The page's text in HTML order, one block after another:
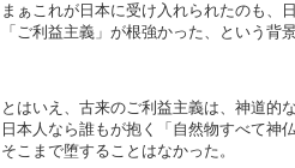
まぁこれが日本に受け入れられたのも、
「ご利益主義」が根強かった、という背
とはいえ、古来のご利益主義は、神道的
日本人なら誰もが抱く「自然物すべて神
そこまで堕することはなかった。